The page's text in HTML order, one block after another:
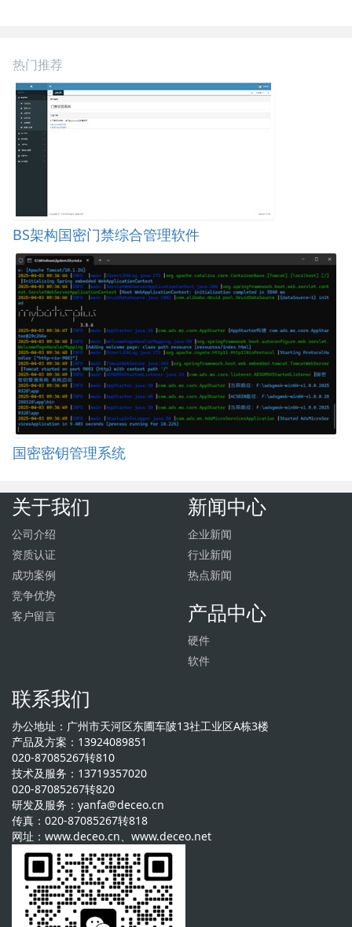
热门推荐
BS架构国密门禁综合管理软件
国密密钥管理系统
关于我们
公司介绍
资质认证
成功案例
竞争优势
客户留言
新闻中心
企业新闻
行业新闻
热点新闻
产品中心
硬件
软件
联系我们
办公地址：广州市天河区东圃车陂13社工业区A栋3楼
产品及方案：13924089851
020-87085267转810
技术及服务：13719357020
020-87085267转820
研发及服务：yanfa@deceo.cn
传真：020-87085267转818
网址：www.deceo.cn、www.deceo.net